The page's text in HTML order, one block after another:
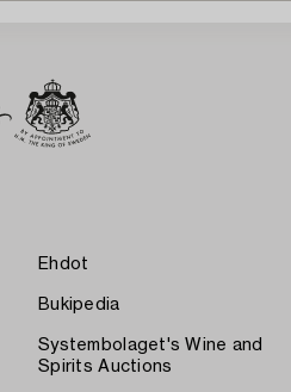
Ehdot
Bukipedia
Systembolaget's Wine and
Spirits Auctions